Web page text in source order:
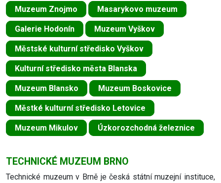
Muzeum Znojmo Masarykovo muzeum
Galerie Hodonín Muzeum Vyškov
Městské kulturní středisko Vyškov
Kulturní středisko města Blanska
Muzeum Blansko Muzeum Boskovice
Městké kulturní středisko Letovice
Muzeum Mikulov Úzkorozchodná železnice
TECHNICKÉ MUZEUM BRNO
Technické muzeum v Brně je česká státní muzejní instituce,